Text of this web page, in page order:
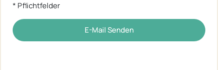
* Pflichtfelder
E-Mail Senden